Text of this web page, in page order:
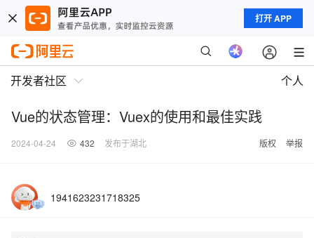
打开 APP
开发者社区 个人
Vue的状态管理：Vuex的使用和最佳实践
2024-04-24 432 发布于湖北 版权 举报
1941623231718325